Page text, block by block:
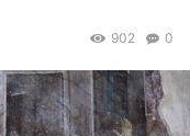
0
902